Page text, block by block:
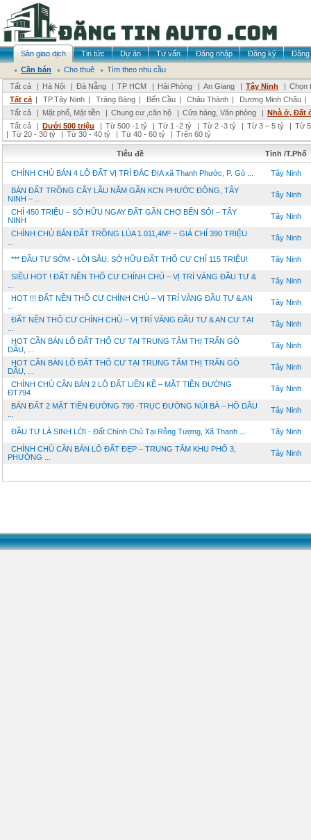
Sàn giao dịch Tin tức Dự án Tư vấn Đăng nhập Đăng ký
Đăng
Cần bán
Cho thuê
Tìm theo nhu cầu
Tất cả
| Hà Nội | Đà Nẵng | TP HCM | Hải Phòng | An Giang | Tây Ninh | Chọn
Tất cả | TP.Tây Ninh | Trảng Bàng | Bến Cầu | Châu Thành | Dương Minh Châu |
Tất cả
| Mặt phố, Mặt tiền | Chung cư ,căn hộ | Cửa hàng, Văn phòng | Nhà ở, Đất
Tất cả
| Dưới 500 triệu | Từ 500 -1 tỷ | Từ 1 -2 tỷ | Từ 2 -3 tỷ | Từ 3 – 5 tỷ | Từ
| Từ 20 - 30 tỷ | Từ 30 - 40 tỷ | Từ 40 - 60 tỷ | Trên 60 tỷ
Tiêu đề Tỉnh /T.Phố
CHÍNH CHỦ BÁN 4 LÔ ĐẤT VỊ TRÍ ĐẮC ĐỊA xã Thanh Phước, P. Gò ... Tây Ninh
BÁN ĐẤT TRỒNG CÂY LÂU NĂM GẦN KCN PHƯỚC ĐÔNG, TÂY
NINH – ...
Tây Ninh
CHỈ 450 TRIỆU – SỞ HỮU NGAY ĐẤT GẦN CHỢ BẾN SỎI – TÂY
NINH
Tây Ninh
CHÍNH CHỦ BÁN ĐẤT TRỒNG LÚA 1.011,4M² – GIÁ CHỈ 390 TRIỆU
Tây Ninh
*** ĐẦU TƯ SỚM - LỜI SÂU: SỞ HỮU ĐẤT THỔ CƯ CHỈ 115 TRIỆU! Tây Ninh
SIÊU HOT ! ĐẤT NỀN THỔ CƯ CHÍNH CHỦ – VỊ TRÍ VÀNG ĐẦU TƯ &
Tây Ninh
HOT !!! ĐẤT NỀN THỔ CƯ CHÍNH CHỦ – VỊ TRÍ VÀNG ĐẦU TƯ & AN
Tây Ninh
ĐẤT NỀN THỔ CƯ CHÍNH CHỦ – VỊ TRÍ VÀNG ĐẦU TƯ & AN CƯ TẠI
Tây Ninh
HOT CẦN BÁN LÔ ĐẤT THỔ CƯ TẠI TRUNG TÂM THỊ TRẤN GÒ
DẦU, ...
Tây Ninh
HOT CẦN BÁN LÔ ĐẤT THỔ CƯ TẠI TRUNG TÂM THỊ TRẤN GÒ
DẦU, ...
Tây Ninh
CHÍNH CHỦ CẦN BÁN 2 LÔ ĐẤT LIỀN KỀ – MẶT TIỀN ĐƯỜNG
ĐT794
Tây Ninh
BÁN ĐẤT 2 MẶT TIỀN ĐƯỜNG 790 -TRỤC ĐƯỜNG NÚI BÀ – HỒ DẦU
Tây Ninh
ĐẦU TƯ LÀ SINH LỜI - Đất Chính Chủ Tại Rỗng Tượng, Xã Thanh ... Tây Ninh
CHÍNH CHỦ CẦN BÁN LÔ ĐẤT ĐẸP – TRUNG TÂM KHU PHỐ 3,
PHƯỜNG ...
Tây Ninh